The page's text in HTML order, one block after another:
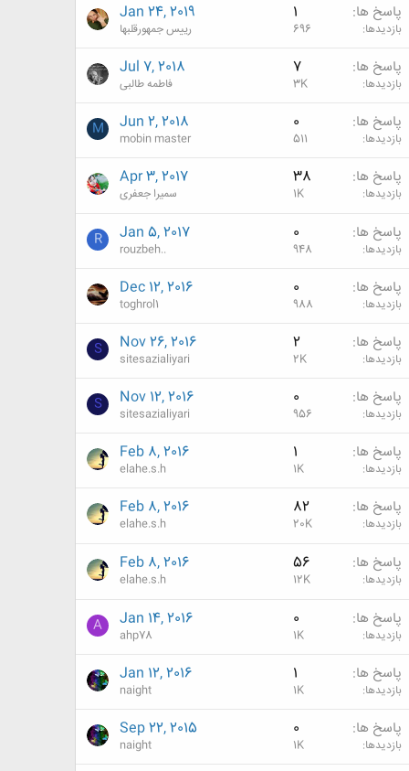
پاسخ ها 1
بازدیدها 696
Jan 24, 2019
رییس جمهورقلبها
پاسخ ها 7
بازدیدها 3K
Jul 7, 2018
فاطمه طالبی
پاسخ ها 0
بازدیدها 511
Jun 2, 2018
mobin master
M
پاسخ ها 38
بازدیدها 1K
Apr 3, 2017
سمیرا جعفری
پاسخ ها 0
بازدیدها 948
Jan 5, 2017
rouzbeh..
R
پاسخ ها 0
بازدیدها 988
Dec 12, 2016
toghrol1
پاسخ ها 2
بازدیدها 2K
Nov 26, 2016
sitesazialiyari
S
پاسخ ها 0
بازدیدها 956
Nov 12, 2016
sitesazialiyari
S
پاسخ ها 1
بازدیدها 1K
Feb 8, 2016
elahe.s.h
پاسخ ها 82
بازدیدها 20K
Feb 8, 2016
elahe.s.h
پاسخ ها 56
بازدیدها 12K
Feb 8, 2016
elahe.s.h
پاسخ ها 0
بازدیدها 1K
Jan 14, 2016
ahp78
A
پاسخ ها 1
بازدیدها 1K
Jan 12, 2016
naight
پاسخ ها 0
بازدیدها 1K
Sep 22, 2015
naight